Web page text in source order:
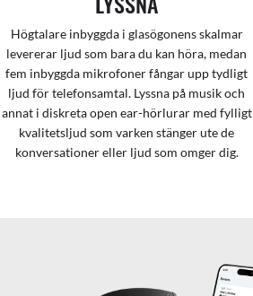
Högtalare inbyggda i glasögonens skalmar
levererar ljud som bara du kan höra, medan
fem inbyggda mikrofoner fångar upp tydligt
ljud för telefonsamtal. Lyssna på musik och
annat i diskreta open ear-hörlurar med fylligt
kvalitetsljud som varken stänger ute de
konversationer eller ljud som omger dig.